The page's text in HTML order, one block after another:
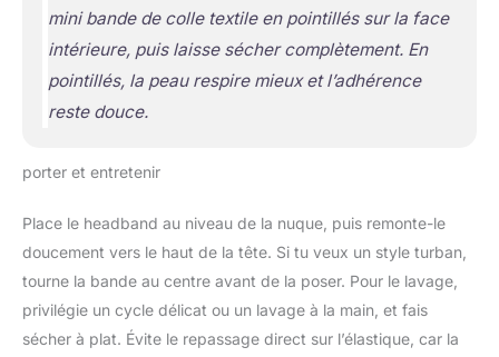
mini bande de colle textile en pointillés sur la face
intérieure, puis laisse sécher complètement. En
pointillés, la peau respire mieux et l’adhérence
reste douce.
porter et entretenir
Place le headband au niveau de la nuque, puis remonte-le
doucement vers le haut de la tête. Si tu veux un style turban,
tourne la bande au centre avant de la poser. Pour le lavage,
privilégie un cycle délicat ou un lavage à la main, et fais
sécher à plat. Évite le repassage direct sur l’élastique, car la